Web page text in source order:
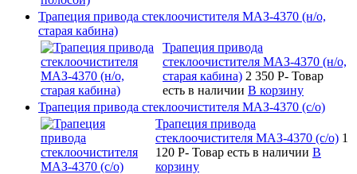
Трапеция привода стеклоочистителя МАЗ-4370 (н/о,
старая кабина)
Трапеция привода
стеклоочистителя МАЗ-4370 (н/о,
старая кабина) 2 350 P- Товар
есть в наличии В корзину
Трапеция привода стеклоочистителя МАЗ-4370 (с/о)
Трапеция привода
стеклоочистителя МАЗ-4370 (с/о) 1
120 P- Товар есть в наличии В
корзину